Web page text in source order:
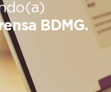
BDMG.